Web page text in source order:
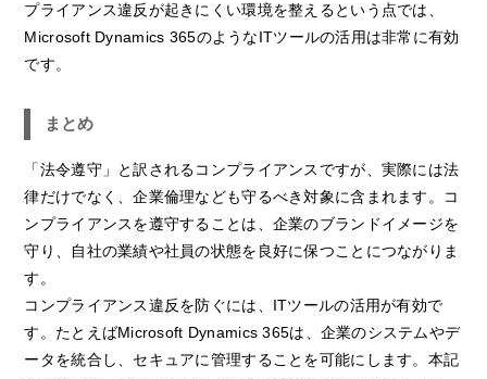
プライアンス違反が起きにくい環境を整えるという点では、
Microsoft Dynamics 365のようなITツールの活用は非常に有効
です。
まとめ
「法令遵守」と訳されるコンプライアンスですが、実際には法
律だけでなく、企業倫理なども守るべき対象に含まれます。コ
ンプライアンスを遵守することは、企業のブランドイメージを
守り、自社の業績や社員の状態を良好に保つことにつながりま
す。
コンプライアンス違反を防ぐには、ITツールの活用が有効で
す。たとえばMicrosoft Dynamics 365は、企業のシステムやデ
ータを統合し、セキュアに管理することを可能にします。本記